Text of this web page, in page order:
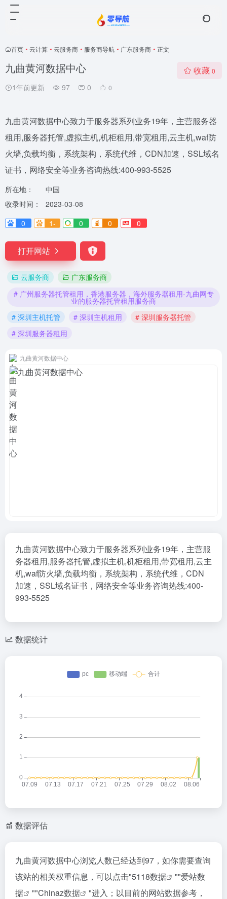
首页 • 云计算 • 云服务商 • 服务商导航 • 广东服务商 • 正文
九曲黄河数据中心
1年前更新 97 0 0
收藏 0
九曲黄河数据中心致力于服务器系列业务19年，主营服务器
租用,服务器托管,虚拟主机,机柜租用,带宽租用,云主机,waf防
火墙,负载均衡，系统架构，系统代维，CDN加速，SSL域名
证书，网络安全等业务咨询热线:400-993-5525
所在地：
中国
收录时间：
2023-03-08
0
1- 0 0 0
打开网站
云服务商
广东服务商
# 广州服务器托管租用，香港服务器，海外服务器租用-九曲网专
业的服务器托管租用服务商
# 深圳主机托管
# 深圳主机租用
# 深圳服务器托管
# 深圳服务器租用
九曲黄河数据中心
九曲黄河数据中心致力于服务器系列业务19年，主营服
务器租用,服务器托管,虚拟主机,机柜租用,带宽租用,云主
机,waf防火墙,负载均衡，系统架构，系统代维，CDN
加速，SSL域名证书，网络安全等业务咨询热线:400-
993-5525
数据统计
数据评估
九曲黄河数据中心浏览人数已经达到97，如你需要查询
该站的相关权重信息，可以点击"5118数据 ""爱站数
据
""Chinaz数据
"进入；以目前的网站数据参考，